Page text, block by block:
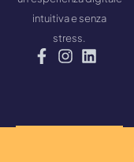
intuitiva e senza
stress.